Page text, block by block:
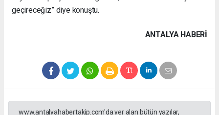
geçireceğiz” diye konuştu.
ANTALYA HABERİ
www.antalyahabertakip.com'da yer alan bütün yazılar,